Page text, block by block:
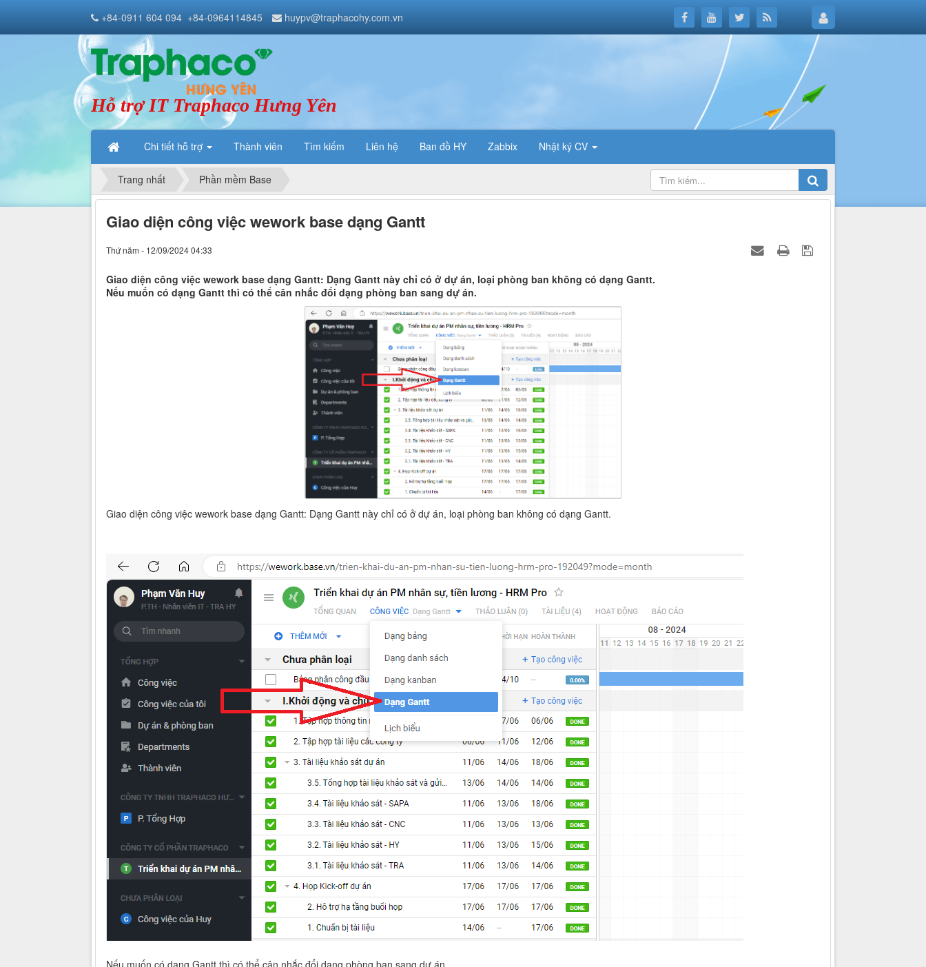
+84-0911 604 094 +84-0964114845 huypv@traphacohy.com.vn
Hỗ trợ IT Traphaco Hưng Yên
Chi tiết hỗ trợ Thành viên Tìm kiếm Liên hệ Ban đồ HY Zabbix Nhật ký CV
Trang nhất Phần mềm Base
Giao diện công việc wework base dạng Gantt
Thứ năm - 12/09/2024 04:33
Giao diện công việc wework base dạng Gantt: Dạng Gantt này chỉ có ở dự án, loại phòng ban không có dạng Gantt.
Nếu muốn có dạng Gantt thì có thể cân nhắc đổi dạng phòng ban sang dự án.
Giao diện công việc wework base dạng Gantt: Dạng Gantt này chỉ có ở dự án, loại phòng ban không có dạng Gantt.